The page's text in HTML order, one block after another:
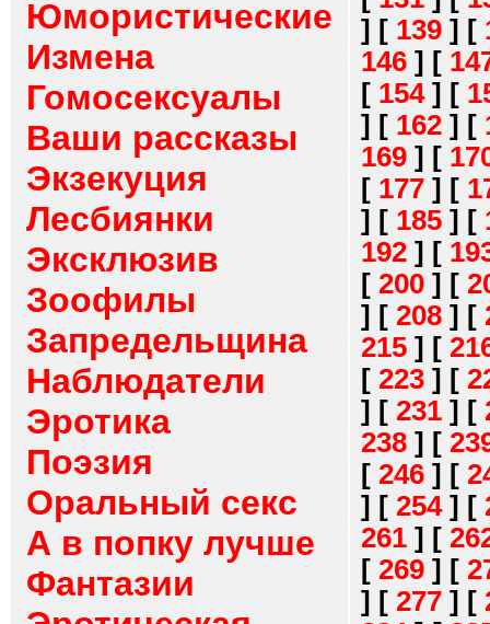
Юмористические
Измена
Гомосексуалы
Ваши рассказы
Экзекуция
Лесбиянки
Эксклюзив
Зоофилы
Запредельщина
Наблюдатели
Эротика
Поэзия
Оральный секс
А в попку лучше
Фантазии
] [ 139 ] [
146 ] [
[ 154] [
] [ 162 ] [
169 ] [
[ 177 ] [
] [ 185 ] [
192 ] [
[ 200 ] [
] [ 208 ] [
215 ] [
[ 223 ] [
] [ 231 ] [
238 ] [
[ 246 ] [
] [ 254] [
261 ] [
[ 269 ] [
] [ 277 ] [